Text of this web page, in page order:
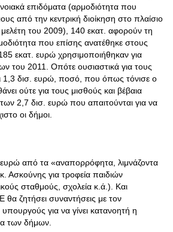
επιδόματα (αρμοδιότητα που
από την κεντρική διοίκηση στο πλαίσιο
του 2009), 140 εκατ. αφορούν τη
που επίσης ανατέθηκε στους
εκατ. ευρώ χρησιμοποιήθηκαν για
του 2011. Οπότε ουσιαστικά για τους
1,3 δισ. ευρώ, ποσό, που όπως τόνισε ο
ούτε για τους μισθούς και βέβαια
2,7 δισ. ευρώ που απαιτούνται για να
οι δήμοι.
από τα «αναπορρόφητα, λιμνάζοντα
Ασκούνης για τροφεία παιδιών
σταθμούς, σχολεία κ.ά.). Και
ζητήσει συναντήσεις με τον
για να γίνει κατανοητή η
των δήμων.